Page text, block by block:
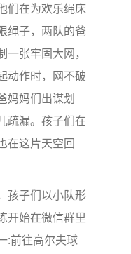
们在为欢乐绳床
绳子，两队的爸
张牢固大网，
动作时，网不破
妈妈们出谋划
疏漏。孩子们在
在这片天空回
子们以小队形
开始在微信群里
:前往高尔夫球